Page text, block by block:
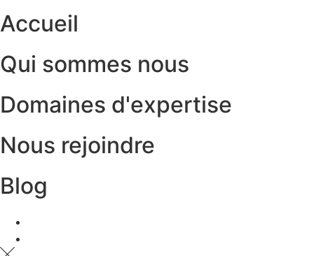
Accueil
Qui sommes nous
Domaines d'expertise
Nous rejoindre
Blog